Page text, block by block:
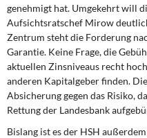
genehmigt hat. Umgekehrt will
Aufsichtsratschef Mirow
Zentrum steht die Forderung
Garantie. Keine Frage, die
aktuellen Zinsniveaus recht
anderen Kapitalgeber finden.
Absicherung gegen das Risiko,
Rettung der Landesbank
Bislang ist es der HSH